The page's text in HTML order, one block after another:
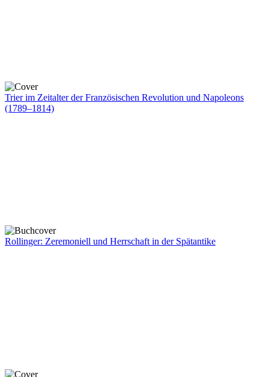
Trier im Zeitalter der Französischen Revolution und Napoleons
(1789–1814)
Rollinger: Zeremoniell und Herrschaft in der Spätantike